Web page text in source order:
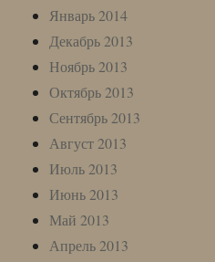
Январь 2014
Декабрь 2013
Ноябрь 2013
Октябрь 2013
Сентябрь 2013
Август 2013
Июль 2013
Июнь 2013
Май 2013
Апрель 2013